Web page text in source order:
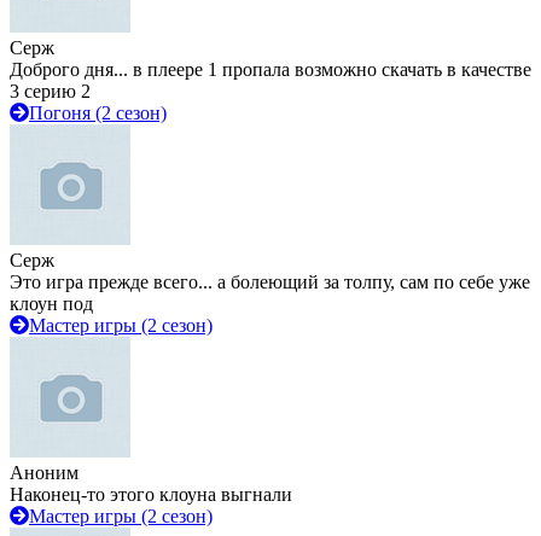
Серж
Доброго дня... в плеере 1 пропала возможно скачать в качестве
3 серию 2
Погоня (2 сезон)
Серж
Это игра прежде всего... а болеющий за толпу, сам по себе уже
клоун под
Мастер игры (2 сезон)
Аноним
Наконец-то этого клоуна выгнали
Мастер игры (2 сезон)